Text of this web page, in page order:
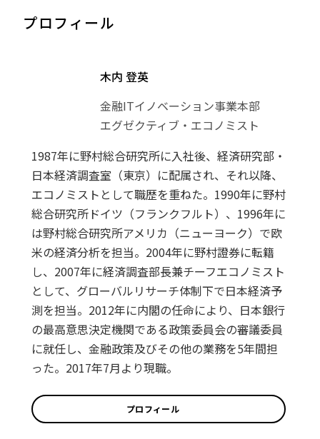
プロフィール
木内 登英
金融ITイノベーション事業本部
エグゼクティブ・エコノミスト
1987年に野村総合研究所に入社後、経済研究部・
日本経済調査室（東京）に配属され、それ以降、
エコノミストとして職歴を重ねた。1990年に野村
総合研究所ドイツ（フランクフルト）、1996年に
は野村総合研究所アメリカ（ニューヨーク）で欧
米の経済分析を担当。2004年に野村證券に転籍
し、2007年に経済調査部長兼チーフエコノミスト
として、グローバルリサーチ体制下で日本経済予
測を担当。2012年に内閣の任命により、日本銀行
の最高意思決定機関である政策委員会の審議委員
に就任し、金融政策及びその他の業務を5年間担
った。2017年7月より現職。
プロフィール